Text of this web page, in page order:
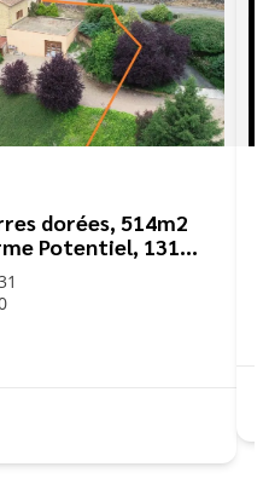
dorées, 514m2
Potentiel, 131m2